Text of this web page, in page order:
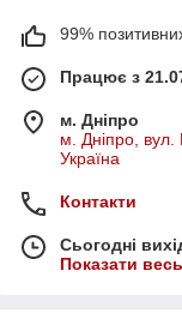
99%
Працює з
м. Дніпро
м. Дніпро, вул.
Україна
Контакти
Сьогодні
Показати